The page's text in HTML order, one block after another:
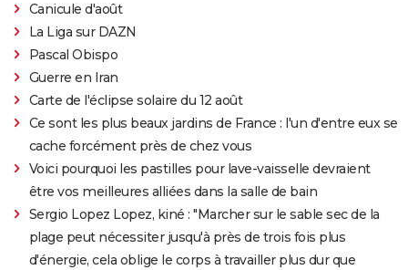
Canicule d'août
La Liga sur DAZN
Pascal Obispo
Guerre en Iran
Carte de l'éclipse solaire du 12 août
Ce sont les plus beaux jardins de France : l'un d'entre eux se
cache forcément près de chez vous
Voici pourquoi les pastilles pour lave-vaisselle devraient
être vos meilleures alliées dans la salle de bain
Sergio Lopez Lopez, kiné : "Marcher sur le sable sec de la
plage peut nécessiter jusqu'à près de trois fois plus
d'énergie, cela oblige le corps à travailler plus dur que